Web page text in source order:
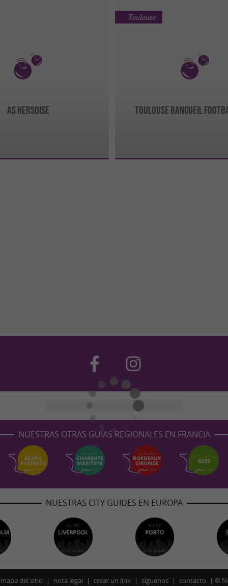
AS HERSOISE TOULOUSE RANGUEIL
Toulouse
NUESTRAS OTRAS GUÍAS REGIONALES EN FRANCIA
NUESTRAS CITY GUIDES EN EUROPA
mapa del sitio nota legal crear un link síguenos contacto ©